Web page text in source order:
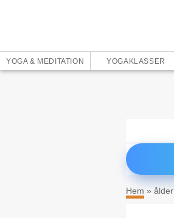
YOGA & MEDITATION YOGAKLASSER
Hem » ålder